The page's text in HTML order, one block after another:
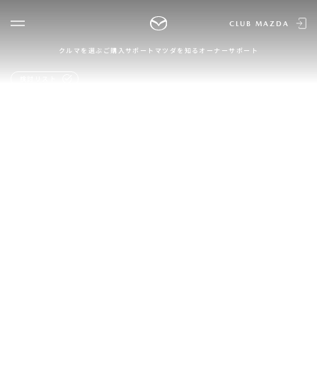
CLUB MAZDA
クルマを選ぶ ご購入サポート マツダを知る オーナーサポート